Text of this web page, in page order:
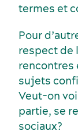
termes et
Pour
respect de
rencontres
sujets
Veut-on
partie, se
sociaux?